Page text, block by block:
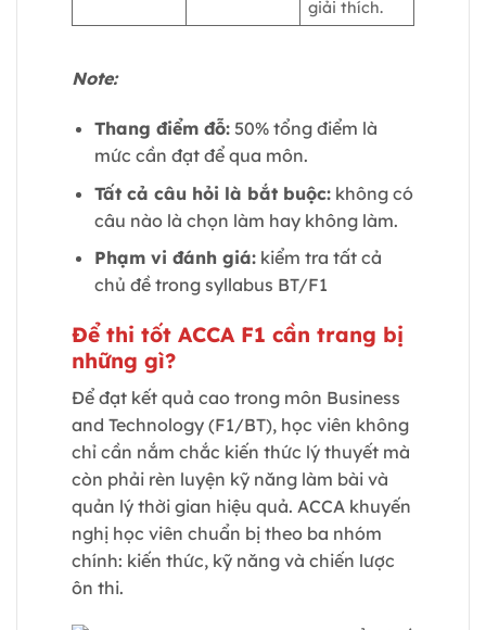
giải thích.
Note:
Thang điểm đỗ:50% tổng điểm là
mức cần đạt để qua môn.
Tất cả câu hỏi là bắt buộc:không có
câu nào là chọn làm hay không làm.
Phạm vi đánh giá:kiểm tra tất cả
chủ đề trong syllabus BT/F1
Để thi tốt ACCA F1 cần trang bị
những gì?
Để đạt kết quả cao trong môn Business
and Technology (F1/BT), học viên không
chỉ cần nắm chắc kiến thức lý thuyết mà
còn phải rèn luyện kỹ năng làm bài và
quản lý thời gian hiệu quả. ACCA khuyến
nghị học viên chuẩn bị theo ba nhóm
chính: kiến thức, kỹ năng và chiến lược
ôn thi.